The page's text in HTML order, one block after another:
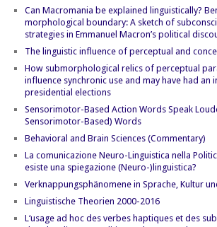
Can Macromania be explained linguistically?
morphological boundary: A sketch of
strategies in Emmanuel Macron’s political
The linguistic influence of perceptual and
How submorphological relics of perceptual
influence synchronic use and may have had an
presidential elections
Sensorimotor-Based Action Words Speak
Sensorimotor-Based) Words
Behavioral and Brain Sciences (Commentary)
La comunicazione Neuro-Linguistica nella
esiste una spiegazione (Neuro-)linguistica?
Verknappungsphänomene in Sprache, Kultur
Linguistische Theorien 2000-2016
L‘usage ad hoc des verbes haptiques et des